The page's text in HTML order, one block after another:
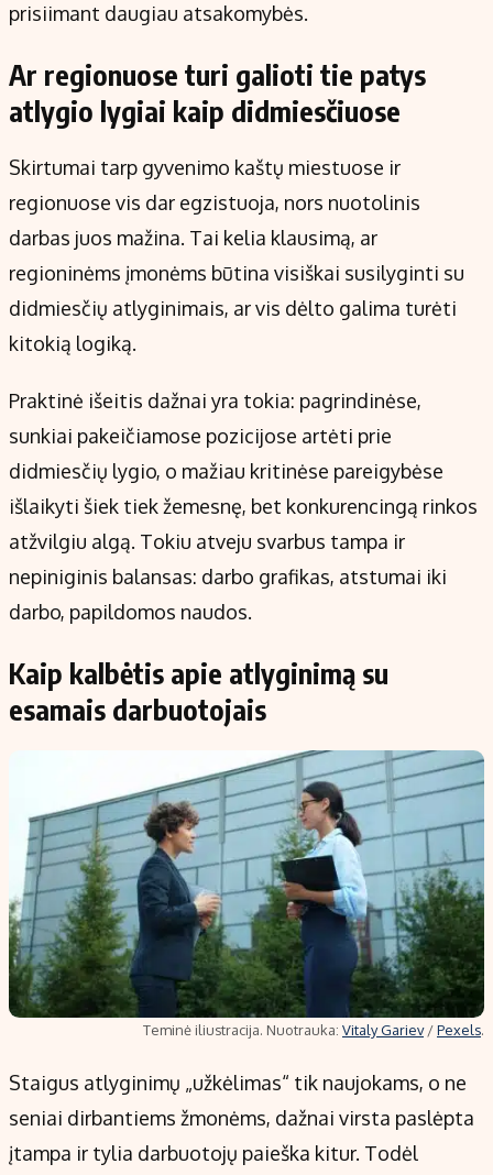
prisiimant daugiau atsakomybės.
Ar regionuose turi galioti tie patys
atlygio lygiai kaip didmiesčiuose
Skirtumai tarp gyvenimo kaštų miestuose ir
regionuose vis dar egzistuoja, nors nuotolinis
darbas juos mažina. Tai kelia klausimą, ar
regioninėms įmonėms būtina visiškai susilyginti su
didmiesčių atlyginimais, ar vis dėlto galima turėti
kitokią logiką.
Praktinė išeitis dažnai yra tokia: pagrindinėse,
sunkiai pakeičiamose pozicijose artėti prie
didmiesčių lygio, o mažiau kritinėse pareigybėse
išlaikyti šiek tiek žemesnę, bet konkurencingą rinkos
atžvilgiu algą. Tokiu atveju svarbus tampa ir
nepiniginis balansas: darbo grafikas, atstumai iki
darbo, papildomos naudos.
Kaip kalbėtis apie atlyginimą su
esamais darbuotojais
Teminė iliustracija. Nuotrauka: Vitaly Gariev/Pexels.
Staigus atlyginimų „užkėlimas“ tik naujokams, o ne
seniai dirbantiems žmonėms, dažnai virsta paslėpta
įtampa ir tylia darbuotojų paieška kitur. Todėl